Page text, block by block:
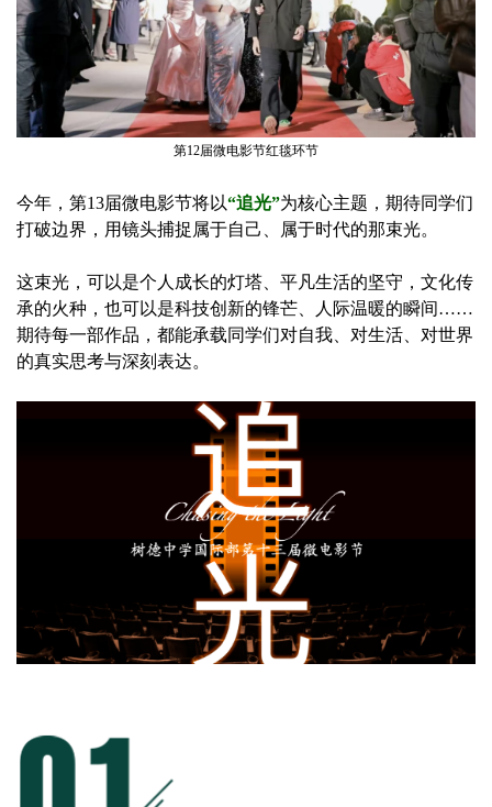
第12届微电影节红毯环节
今年，第13届微电影节将以“追光”为核心主题，期待同学们
打破边界，用镜头捕捉属于自己、属于时代的那束光。
这束光，可以是个人成长的灯塔、平凡生活的坚守，文化传
承的火种，也可以是科技创新的锋芒、人际温暖的瞬间……
期待每一部作品，都能承载同学们对自我、对生活、对世界
的真实思考与深刻表达。